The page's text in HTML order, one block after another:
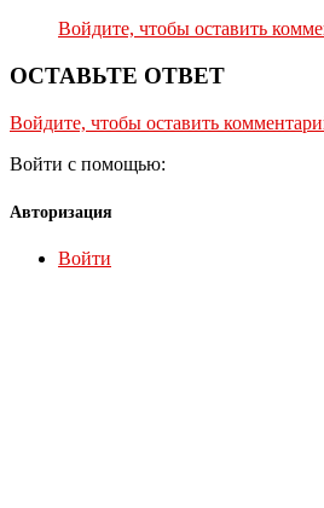
Войдите, чтобы оставить
ОСТАВЬТЕ ОТВЕТ
Войдите, чтобы оставить
Войти с помощью:
Авторизация
Войти